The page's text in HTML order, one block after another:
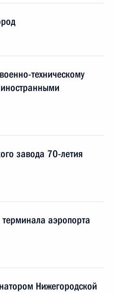
техническому
иностранными
завода 70-летия
аэропорта
Нижегородской